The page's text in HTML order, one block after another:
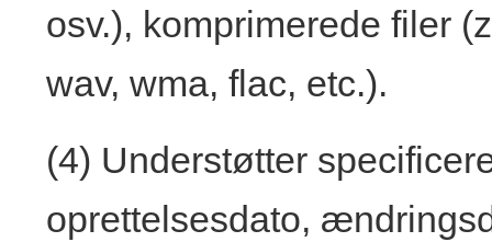
osv.), komprimerede filer
wav, wma, flac, etc.).
(4) Understøtter
oprettelsesdato,